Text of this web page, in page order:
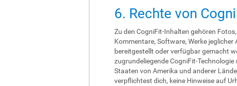
6. Rechte von
Zu den CogniFit-Inhalten gehören
Kommentare, Software, Werke
bereitgestellt oder verfügbar gemacht
zugrundeliegende CogniFit-
Staaten von Amerika und anderer
verpflichtest dich, keine Hinweise auf